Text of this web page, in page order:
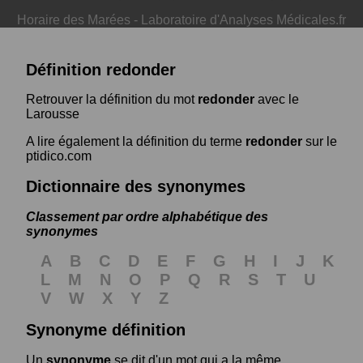
Horaire des Marées - Laboratoire d'Analyses Médicales.fr
Définition redonder
Retrouver la définition du mot redonder avec le
Larousse
A lire également la définition du terme redonder sur le
ptidico.com
Dictionnaire des synonymes
Classement par ordre alphabétique des
synonymes
A B C D E F G H I J
K
L
M N O P Q R S T
U
V
W X Y
Z
Synonyme définition
Un synonyme se dit d'un mot qui a la même